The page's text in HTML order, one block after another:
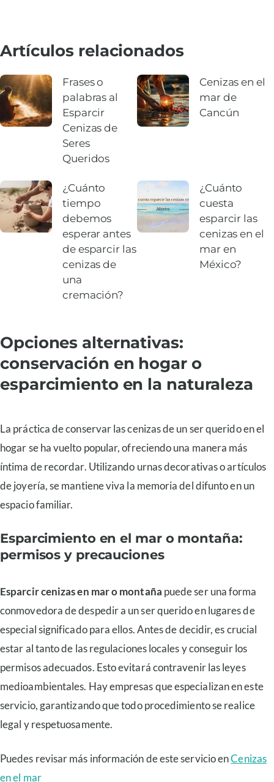
Artículos relacionados
Frases o
palabras al
Esparcir
Cenizas de
Seres
Queridos
Cenizas en el
mar de
Cancún
¿Cuánto
tiempo
debemos
esperar antes
de esparcir las
cenizas de
una
cremación?
¿Cuánto
cuesta
esparcir las
cenizas en el
mar en
México?
Opciones alternativas:
conservación en hogar o
esparcimiento en la naturaleza
La práctica de conservar las cenizas de un ser querido en el
hogar se ha vuelto popular, ofreciendo una manera más
íntima de recordar. Utilizando urnas decorativas o artículos
de joyería, se mantiene viva la memoria del difunto en un
espacio familiar.
Esparcimiento en el mar o montaña:
permisos y precauciones
Esparcir cenizas en mar o montaña puede ser una forma
conmovedora de despedir a un ser querido en lugares de
especial significado para ellos. Antes de decidir, es crucial
estar al tanto de las regulaciones locales y conseguir los
permisos adecuados. Esto evitará contravenir las leyes
medioambientales. Hay empresas que especializan en este
servicio, garantizando que todo procedimiento se realice
legal y respetuosamente.
Puedes revisar más información de este servicio enCenizas
en el mar